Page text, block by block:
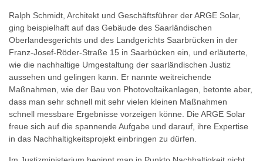
Ralph Schmidt, Architekt und Geschäftsführer der ARGE Solar,
ging beispielhaft auf das Gebäude des Saarländischen
Oberlandesgerichts und des Landgerichts Saarbrücken in der
Franz-Josef-Röder-Straße 15 in Saarbücken ein, und erläuterte,
wie die nachhaltige Umgestaltung der saarländischen Justiz
aussehen und gelingen kann. Er nannte weitreichende
Maßnahmen, wie der Bau von Photovoltaikanlagen, betonte aber,
dass man sehr schnell mit sehr vielen kleinen Maßnahmen
schnell messbare Ergebnisse vorzeigen könne. Die ARGE Solar
freue sich auf die spannende Aufgabe und darauf, ihre Expertise
in das Nachhaltigkeitsprojekt einbringen zu dürfen.